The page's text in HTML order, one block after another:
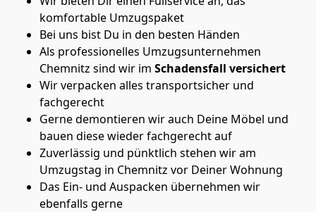
komfortable Umzugspaket
Bei uns bist Du in den besten Händen
Als professionelles Umzugsunternehmen
Chemnitz sind wir im Schadensfall versichert
Wir verpacken alles transportsicher und
fachgerecht
Gerne demontieren wir auch Deine Möbel und
bauen diese wieder fachgerecht auf
Zuverlässig und pünktlich stehen wir am
Umzugstag in Chemnitz vor Deiner Wohnung
Das Ein- und Auspacken übernehmen wir
ebenfalls gerne